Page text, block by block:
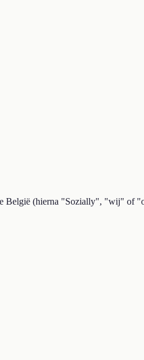
België (hierna "Sozially", "wij" of